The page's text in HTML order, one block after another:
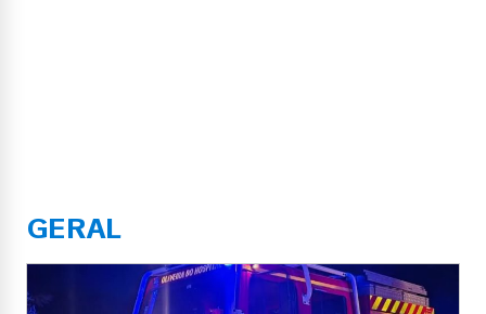
GERAL